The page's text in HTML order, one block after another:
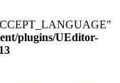
plugins/UEditor-
13